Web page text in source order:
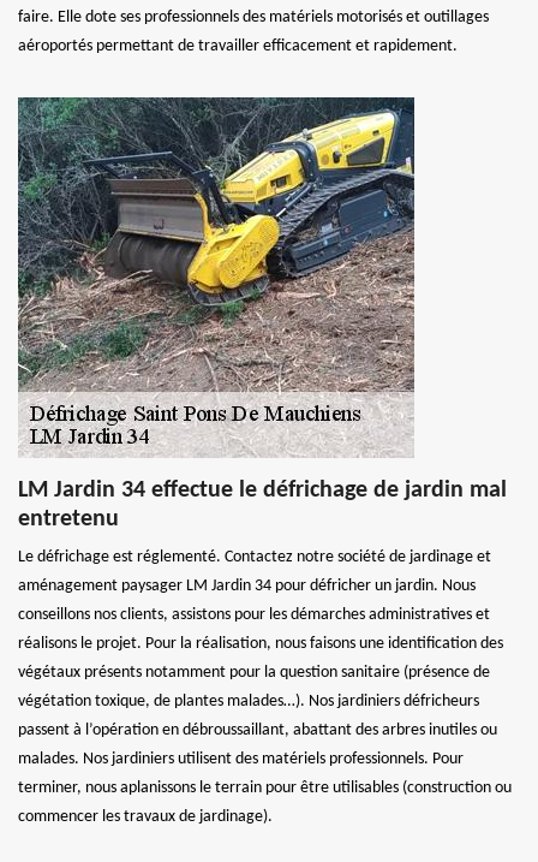
faire. Elle dote ses professionnels des matériels motorisés et outillages
aéroportés permettant de travailler efficacement et rapidement.
LM Jardin 34 effectue le défrichage de jardin mal
entretenu
Le défrichage est réglementé. Contactez notre société de jardinage et
aménagement paysager LM Jardin 34 pour défricher un jardin. Nous
conseillons nos clients, assistons pour les démarches administratives et
réalisons le projet. Pour la réalisation, nous faisons une identification des
végétaux présents notamment pour la question sanitaire (présence de
végétation toxique, de plantes malades…). Nos jardiniers défricheurs
passent à l’opération en débroussaillant, abattant des arbres inutiles ou
malades. Nos jardiniers utilisent des matériels professionnels. Pour
terminer, nous aplanissons le terrain pour être utilisables (construction ou
commencer les travaux de jardinage).